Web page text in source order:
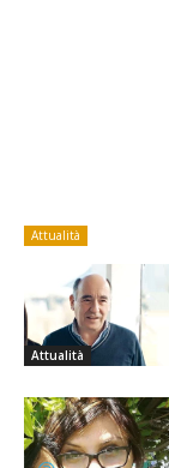
Attualità
Attualità